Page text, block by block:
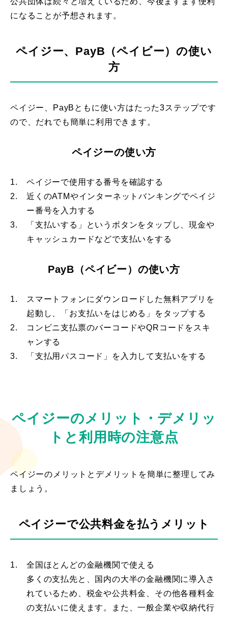
になることが予想されます。
ペイジー、PayB（ペイビー）の使い
方
ペイジー、PayBともに使い方はたった3ステップです
ので、だれでも簡単に利用できます。
ペイジーの使い方
1.
ペイジーで使用する番号を確認する
2.
近くのATMやインターネットバンキングでペイジ
ー番号を入力する
3.
「支払いする」というボタンをタップし、現金や
キャッシュカードなどで支払いをする
PayB（ペイビー）の使い方
1.
スマートフォンにダウンロードした無料アプリを
起動し、「お支払いをはじめる」をタップする
2.
コンビニ支払票のバーコードやQRコードをスキ
ャンする
3.
「支払用パスコード」を入力して支払いをする
ペイジーのメリット・デメリッ
トと利用時の注意点
ペイジーのメリットとデメリットを簡単に整理してみ
ましょう。
ペイジーで公共料金を払うメリット
1.
全国ほとんどの金融機関で使える
多くの支払先と、国内の大半の金融機関に導入さ
れているため、税金や公共料金、その他各種料金
の支払いに使えます。また、一般企業や収納代行